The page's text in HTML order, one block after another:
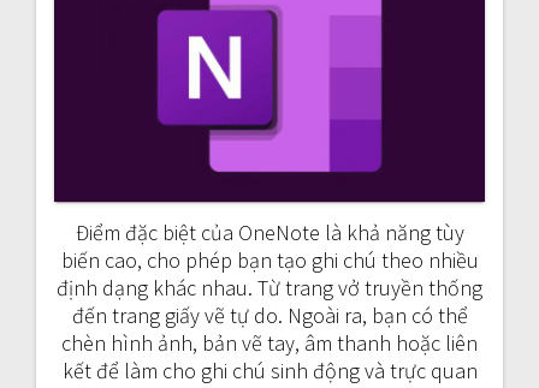
Điểm đặc biệt của OneNote là khả năng tùy
biến cao, cho phép bạn tạo ghi chú theo nhiều
định dạng khác nhau. Từ trang vở truyền thống
đến trang giấy vẽ tự do. Ngoài ra, bạn có thể
chèn hình ảnh, bản vẽ tay, âm thanh hoặc liên
kết để làm cho ghi chú sinh động và trực quan